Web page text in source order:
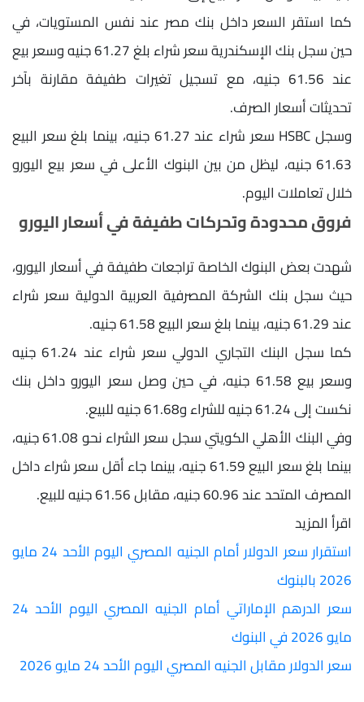
كما استقر السعر داخل بنك مصر عند نفس المستويات، في
حين سجل بنك الإسكندرية سعر شراء بلغ 61.27 جنيه وسعر بيع
عند 61.56 جنيه، مع تسجيل تغيرات طفيفة مقارنة بآخر
تحديثات أسعار الصرف.
وسجل HSBC سعر شراء عند 61.27 جنيه، بينما بلغ سعر البيع
61.63 جنيه، ليظل من بين البنوك الأعلى في سعر بيع اليورو
خلال تعاملات اليوم.
فروق محدودة وتحركات طفيفة في أسعار اليورو
شهدت بعض البنوك الخاصة تراجعات طفيفة في أسعار اليورو،
حيث سجل بنك الشركة المصرفية العربية الدولية سعر شراء
عند 61.29 جنيه، بينما بلغ سعر البيع 61.58 جنيه.
كما سجل البنك التجاري الدولي سعر شراء عند 61.24 جنيه
وسعر بيع 61.58 جنيه، في حين وصل سعر اليورو داخل بنك
نكست إلى 61.24 جنيه للشراء و61.68 جنيه للبيع.
وفي البنك الأهلي الكويتي سجل سعر الشراء نحو 61.08 جنيه،
بينما بلغ سعر البيع 61.59 جنيه، بينما جاء أقل سعر شراء داخل
المصرف المتحد عند 60.96 جنيه، مقابل 61.56 جنيه للبيع.
اقرأ المزيد
استقرار سعر الدولار أمام الجنيه المصري اليوم الأحد 24 مايو
2026 بالبنوك
سعر الدرهم الإماراتي أمام الجنيه المصري اليوم الأحد 24
مايو 2026 في البنوك
سعر الدولار مقابل الجنيه المصري اليوم الأحد 24 مايو 2026